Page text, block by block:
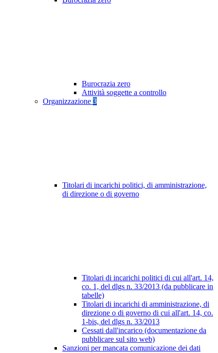
Burocrazia zero
Attività soggette a controllo
Organizzazione 3
Titolari di incarichi politici, di amministrazione,
di direzione o di governo
Titolari di incarichi politici di cui all'art. 14,
co. 1, del dlgs n. 33/2013 (da pubblicare in
tabelle)
Titolari di incarichi di amministrazione, di
direzione o di governo di cui all'art. 14, co.
1-bis, del dlgs n. 33/2013
Cessati dall'incarico (documentazione da
pubblicare sul sito web)
Sanzioni per mancata comunicazione dei dati